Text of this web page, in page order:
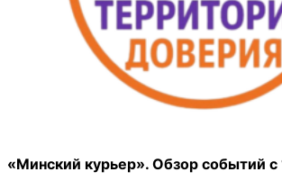
«Минский курьер». Обзор событий с